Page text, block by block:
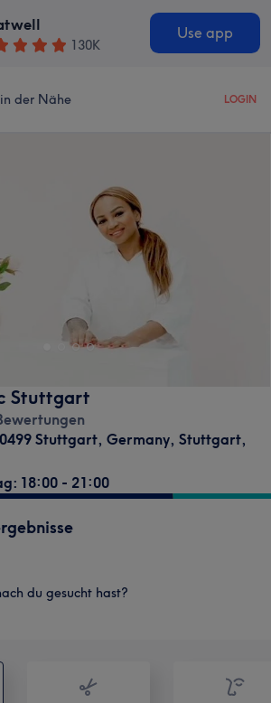
130K
Use app
der Nähe LOGIN
Stuttgart
Stuttgart, Germany, Stuttgart,
18:00 - 21:00
du gesucht hast?